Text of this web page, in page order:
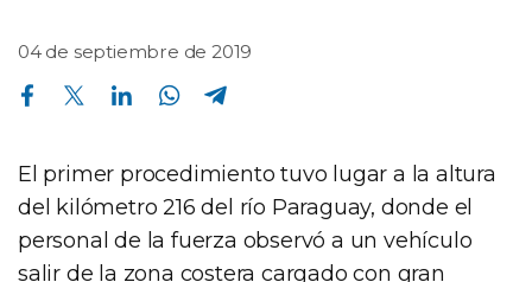
04 de septiembre de 2019
Compartir en Facebook Compartir en Twitter Compartir en Linkedin Compartir en Whatsapp
El primer procedimiento tuvo lugar a la altura
del kilómetro 216 del río Paraguay, donde el
personal de la fuerza observó a un vehículo
salir de la zona costera cargado con gran